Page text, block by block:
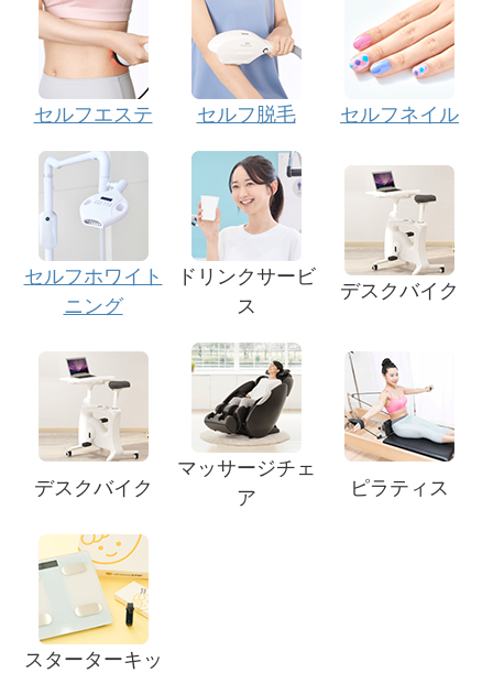
セルフエステ セルフ脱毛 セルフネイル
セルフホワイト
ニング
ドリンクサービ
ス
デスクバイク
デスクバイク
マッサージチェ
ア
ピラティス
スターターキッ